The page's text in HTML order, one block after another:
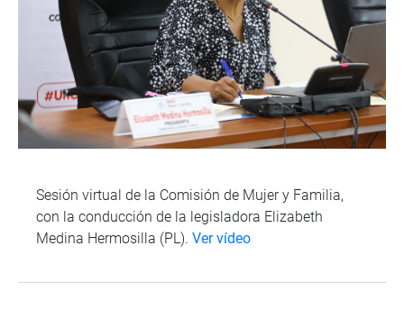
Sesión virtual de la Comisión de Mujer y Familia,
con la conducción de la legisladora Elizabeth
Medina Hermosilla (PL). Ver vídeo